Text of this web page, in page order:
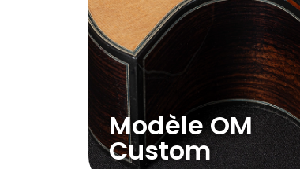
Modèle OM
Custom